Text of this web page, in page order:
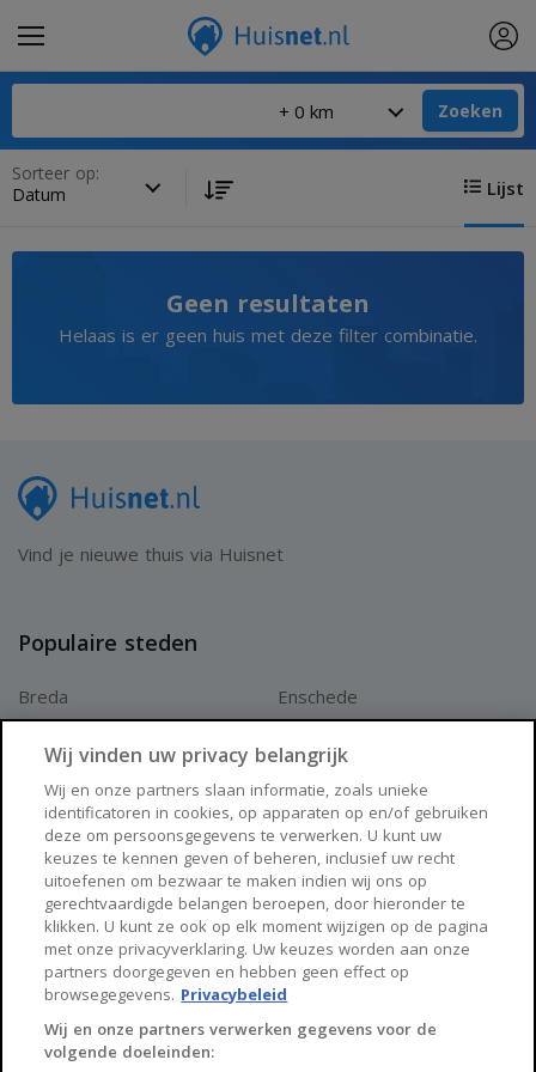
Zoeken
Sorteer op:
Lijst
Geen resultaten
Helaas is er geen huis met deze filter combinatie.
Vind je nieuwe thuis via Huisnet
Populaire steden
Breda
Arnhem
Enschede
Zwolle
Huisnet
Over Huisnet
Algemene voorwaarden
Privacybeleid
Contact
Wij vinden uw privacy belangrijk
Wij en onze partners slaan informatie, zoals unieke
identificatoren in cookies, op apparaten op en/of gebruiken
deze om persoonsgegevens te verwerken. U kunt uw
keuzes te kennen geven of beheren, inclusief uw recht
uitoefenen om bezwaar te maken indien wij ons op
gerechtvaardigde belangen beroepen, door hieronder te
klikken. U kunt ze ook op elk moment wijzigen op de pagina
met onze privacyverklaring. Uw keuzes worden aan onze
partners doorgegeven en hebben geen effect op
browsegegevens. Privacybeleid
Wij en onze partners verwerken gegevens voor de
volgende doeleinden: